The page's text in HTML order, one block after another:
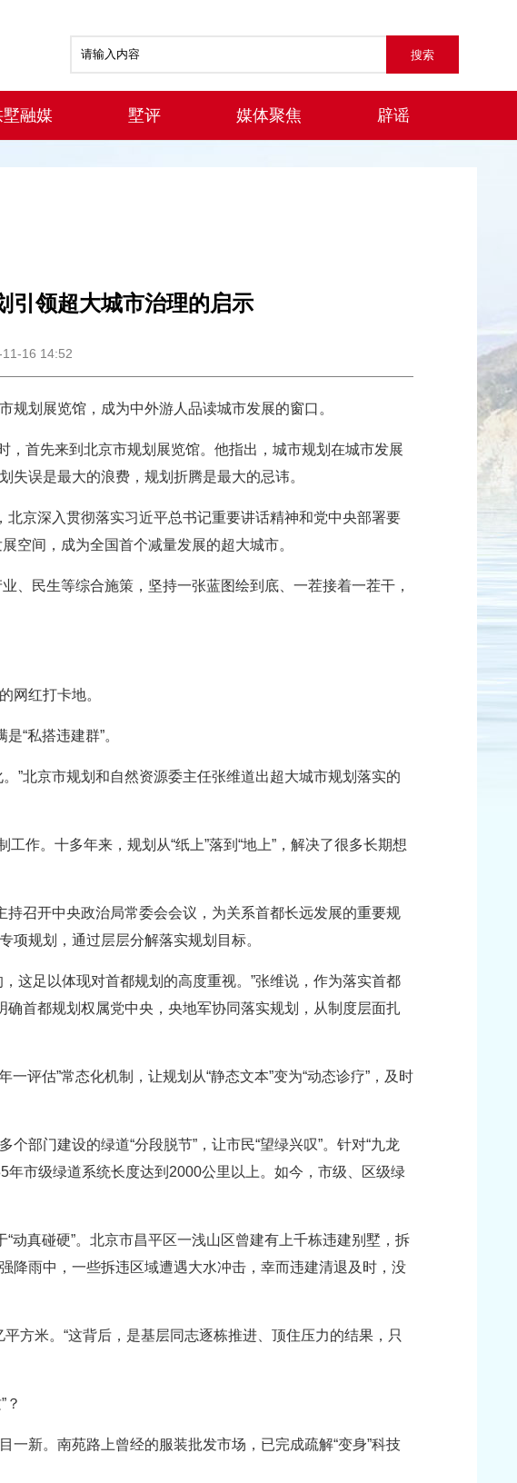
墅融媒 墅评 媒体聚焦 辟谣
领超大城市治理的启示
11-16 14:52
划展览馆，成为中外游人品读城市发展的窗口。
首先来到北京市规划展览馆。他指出，城市规划在城市发展
误是最大的浪费，规划折腾是最大的忌讳。
京深入贯彻落实习近平总书记重要讲话精神和党中央部署要
空间，成为全国首个减量发展的超大城市。
、民生等综合施策，坚持一张蓝图绘到底、一茬接着一茬干，
网红打卡地。
“私搭违建群”。
”北京市规划和自然资源委主任张维道出超大城市规划落实的
作。十多年来，规划从“纸上”落到“地上”，解决了很多长期想
召开中央政治局常委会会议，为关系首都长远发展的重要规
项规划，通过层层分解落实规划目标。
这足以体现对首都规划的高度重视。”张维说，作为落实首都
首都规划权属党中央，央地军协同落实规划，从制度层面扎
评估”常态化机制，让规划从“静态文本”变为“动态诊疗”，及时
部门建设的绿道“分段脱节”，让市民“望绿兴叹”。针对“九龙
市级绿道系统长度达到2000公里以上。如今，市级、区级绿
真碰硬”。北京市昌平区一浅山区曾建有上千栋违建别墅，拆
降雨中，一些拆违区域遭遇大水冲击，幸而违建清退及时，没
方米。“这背后，是基层同志逐栋推进、顶住压力的结果，只
？
新。南苑路上曾经的服装批发市场，已完成疏解“变身”科技